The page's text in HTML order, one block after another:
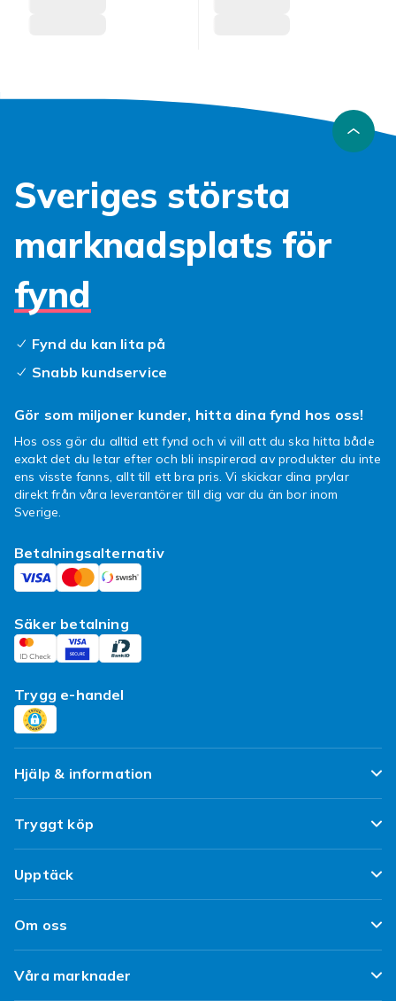
Sveriges största
marknadsplats för
fynd
Fynd du kan lita på
Snabb kundservice
Gör som miljoner kunder, hitta dina fynd hos oss!
Hos oss gör du alltid ett fynd och vi vill att du ska hitta både
exakt det du letar efter och bli inspirerad av produkter du inte
ens visste fanns, allt till ett bra pris. Vi skickar dina prylar
direkt från våra leverantörer till dig var du än bor inom
Sverige.
Betalningsalternativ
Säker betalning
Trygg e-handel
Hjälp & information
Vanliga frågor
Spåra paket
Ångra & Returnera här
Leverans
Tryggt köp
Nöjd kund-löfte
Kundrecensioner
Begagnat / Refurbished
Upptäck
Populära kategorier
Designa egna kläder
Om oss
Om Fyndiq
Våra marknader